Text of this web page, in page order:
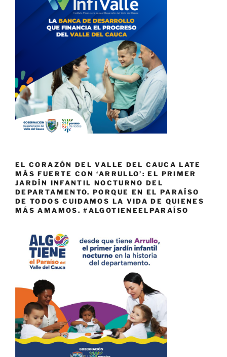
EL CORAZÓN DEL VALLE DEL CAUCA LATE
MÁS FUERTE CON ‘ARRULLO’: EL PRIMER
JARDÍN INFANTIL NOCTURNO DEL
DEPARTAMENTO. PORQUE EN EL PARAÍSO
DE TODOS CUIDAMOS LA VIDA DE QUIENES
MÁS AMAMOS. #ALGOTIENEELPARAÍSO